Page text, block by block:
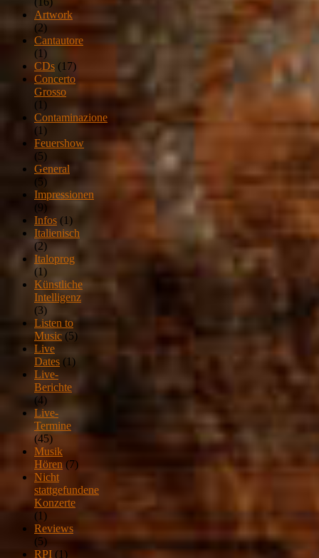
Artwork
(2)
Cantautore
(1)
CDs (17)
Concerto
Grosso
(1)
Contaminazione
(1)
Feuershow
(5)
General
(5)
Impressionen
(9)
Infos (1)
Italienisch
(2)
Italoprog
(1)
Künstliche
Intelligenz
(3)
Listen to
Music (5)
Live
Dates (1)
Live-
Berichte
(4)
Live-
Termine
(45)
Musik
Hören (7)
Nicht
stattgefundene
Konzerte
(1)
Reviews
(5)
RPI (1)